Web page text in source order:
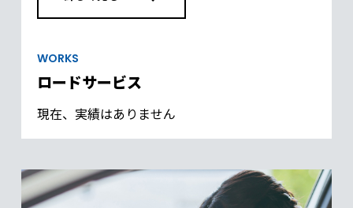
WORKS
ロードサービス
現在、実績はありません